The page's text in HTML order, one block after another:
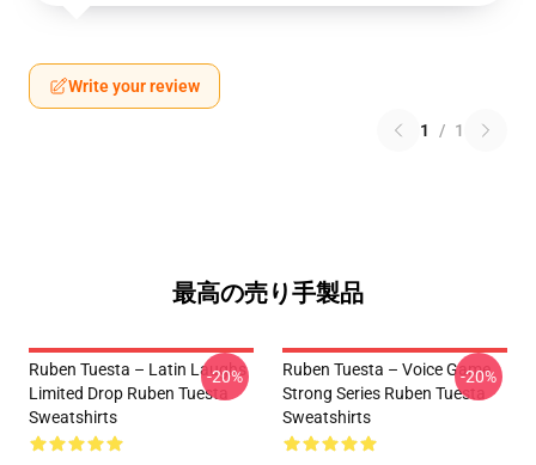
Write your review
1 / 1
最高の売り手製品
Ruben Tuesta – Latin Laughs
Limited Drop Ruben Tuesta
Sweatshirts
-20%
Ruben Tuesta – Voice Game
Strong Series Ruben Tuesta
Sweatshirts
-20%